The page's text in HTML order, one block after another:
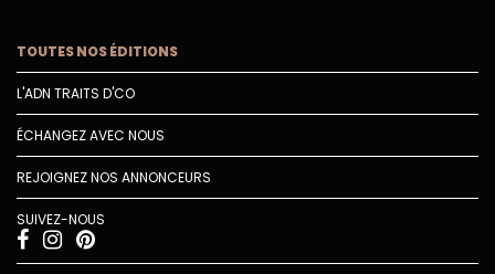
TOUTES NOS ÉDITIONS
L'ADN TRAITS D'CO
ÉCHANGEZ AVEC NOUS
REJOIGNEZ NOS ANNONCEURS
SUIVEZ-NOUS